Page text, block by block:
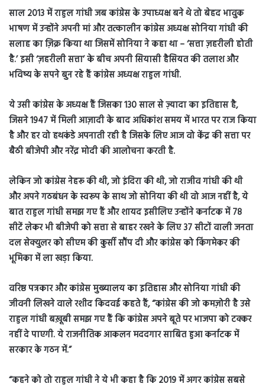
साल 2013 में राहुल गांधी जब कांग्रेस के उपाध्यक्ष बने थे तो बेहद भावुक
भाषण में उन्होंने अपनी मां और तत्कालीन कांग्रेस अध्यक्ष सोनिया गांधी की
सलाह का ज़िक्र किया था जिसमें सोनिया ने कहा था – ‘सत्ता ज़हरीली होती
है.’ इसी ‘ज़हरीली सत्ता’ के बीच अपनी सियासी हैसियत की तलाश और
भविष्य के सपने बुन रहे हैं कांग्रेस अध्यक्ष राहुल गांधी.
ये उसी कांग्रेस के अध्यक्ष हैं जिसका 130 साल से ज़्यादा का इतिहास है,
जिसने 1947 में मिली आज़ादी के बाद अधिकांश समय में भारत पर राज किया
है और हर वो हथकंडे अपनाती रही है जिसके लिए आज वो केंद्र की सत्ता पर
बैठी बीजेपी और नरेंद्र मोदी की आलोचना करती है.
लेकिन जो कांग्रेस नेहरू की थी, जो इंदिरा की थी, जो राजीव गांधी की थी
और अपने गठबंधन के स्वरूप के साथ जो सोनिया की थी वो आज नहीं है, ये
बात राहुल गांधी समझ गए हैं और शायद इसीलिए उन्होंने कर्नाटक में 78
सीटें लेकर भी बीजेपी को सत्ता से बाहर रखने के लिए 37 सीटों वाली जनता
दल सेक्युलर को सीएम की कुर्सी सौंप दी और कांग्रेस को किंगमेकर की
भूमिका में ला खड़ा किया.
वरिष्ठ पत्रकार और कांग्रेस मुख्यालय का इतिहास और सोनिया गांधी की
जीवनी लिखने वाले रशीद किदवई कहते हैं, “कांग्रेस की जो कमज़ोरी है उसे
राहुल गांधी बख़ूबी समझ गए हैं कि कांग्रेस अपने बूते पर भाजपा को टक्कर
नहीं दे पाएगी. ये राजनीतिक आकलन मददगार साबित हुआ कर्नाटक में
सरकार के गठन में.”
“कहने को तो राहुल गांधी ने ये भी कहा है कि 2019 में अगर कांग्रेस सबसे